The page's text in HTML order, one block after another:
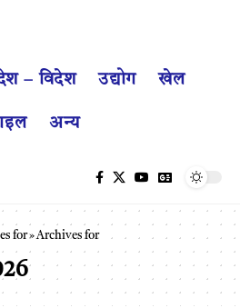
– विदेश उद्योग खेल
अन्य
for» Archives for